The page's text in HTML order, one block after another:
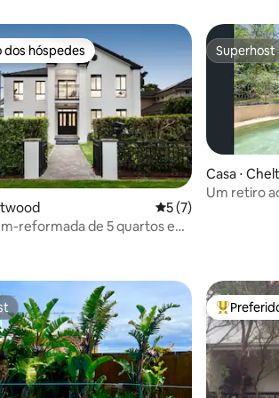
de 5, 52 avaliações
dos hóspedes
dos hóspedes
5 de uma avaliação
5 (7)
reformada de 5 quartos em
Superhost
Superhost
Casa ⋅
Um retiro
Entre os